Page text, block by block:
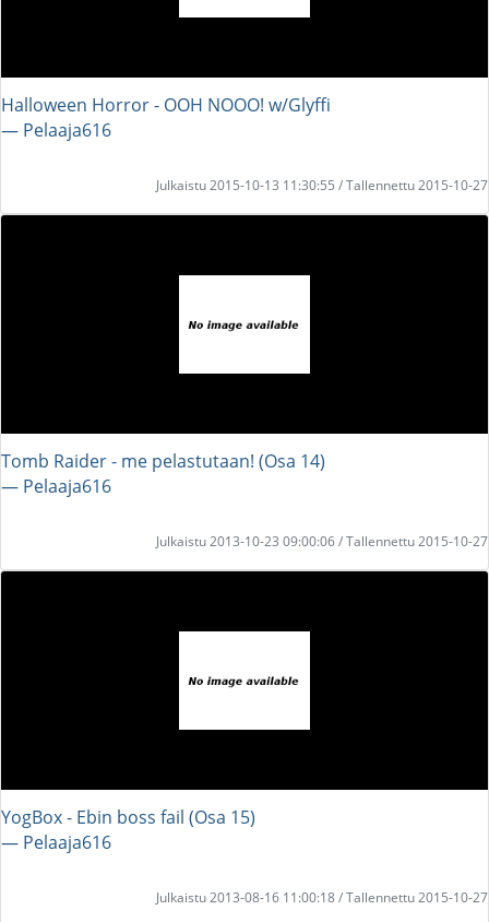
Halloween Horror - OOH NOOO! w/Glyffi
― Pelaaja616
Julkaistu 2015-10-13 11:30:55 / Tallennettu 2015-10-27
Tomb Raider - me pelastutaan! (Osa 14)
― Pelaaja616
Julkaistu 2013-10-23 09:00:06 / Tallennettu 2015-10-27
YogBox - Ebin boss fail (Osa 15)
― Pelaaja616
Julkaistu 2013-08-16 11:00:18 / Tallennettu 2015-10-27